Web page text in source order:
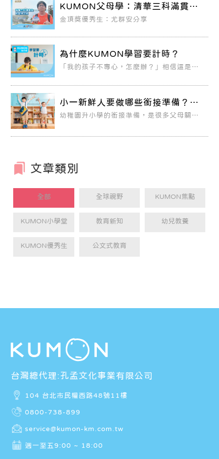
KUMON父母學：清華三科滿貫生
的自律之道！
金頂獎優秀生：尤群安分享
為什麼KUMON學習要計時？
「我的孩子不專心，怎麼辦？」相信這是許
小一新鮮人要做哪些銜接準備？
KUMON幫孩子快樂迎向新生活
幼稚園升小學的銜接準備，是很多父母關心
需要學習怎麼去應對。依據心理學家
文章類別
全部 全球視野 KUMON焦點
KUMON小學堂 教育新知 幼兒教養
KUMON優秀生 公文式教育
台灣總代理:孔孟文化事業有限公司
104 台北市民權西路48號11樓
0800-738-899
service@kumon-km.com.tw
週一至五9:00 ~ 18:00